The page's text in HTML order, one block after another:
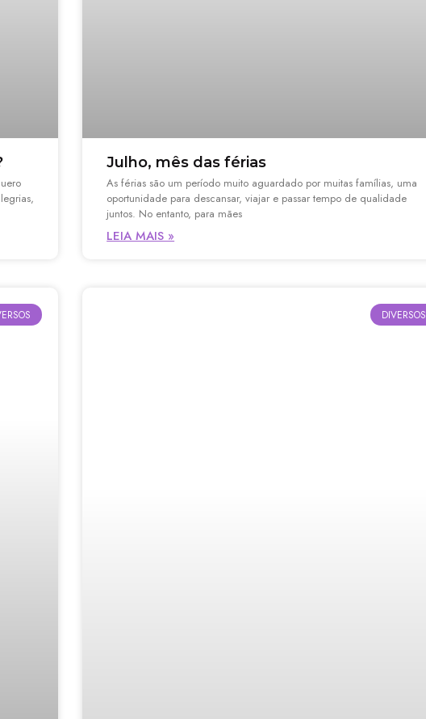
Julho, mês das férias
As férias são um período muito aguardado por muitas famílias, uma
oportunidade para descansar, viajar e passar tempo de qualidade
juntos. No entanto, para mães
LEIA MAIS »
DIVERSOS